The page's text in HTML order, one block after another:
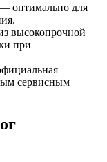
оптимально для
высокопрочной
при
сервисным